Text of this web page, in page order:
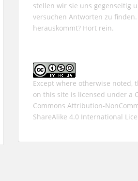
stellen wir sie uns gegenseitig
versuchen Antworten zu finden.
herauskommt? Hört rein.
Except where otherwise noted,
on this site is licensed under a
Commons Attribution-
ShareAlike 4.0 International